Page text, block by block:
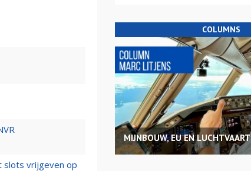
slots vrijgeven op
COLUMNS
MIJNBOUW, EU EN LUCHTVAART